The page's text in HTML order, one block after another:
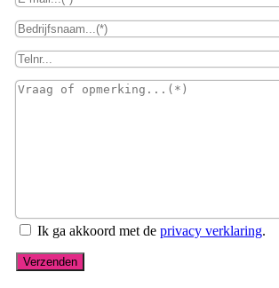
Ik ga akkoord met de privacy verklaring.